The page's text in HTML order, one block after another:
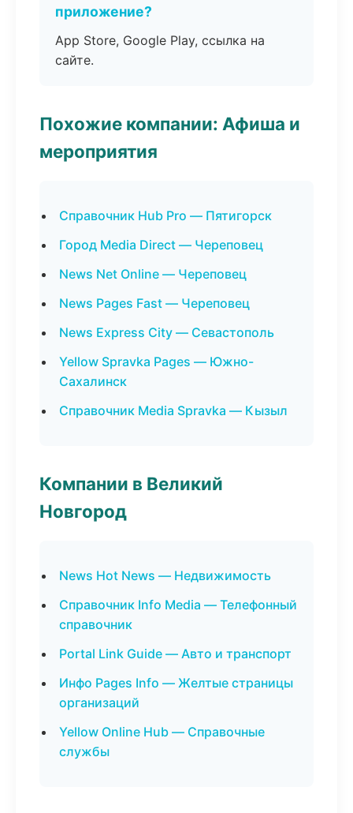
приложение?
App Store, Google Play, ссылка на
сайте.
Похожие компании: Афиша и
мероприятия
Справочник Hub Pro — Пятигорск
Город Media Direct — Череповец
News Net Online — Череповец
News Pages Fast — Череповец
News Express City — Севастополь
Yellow Spravka Pages — Южно-
Сахалинск
Справочник Media Spravka — Кызыл
Компании в Великий
Новгород
News Hot News — Недвижимость
Справочник Info Media — Телефонный
справочник
Portal Link Guide — Авто и транспорт
Инфо Pages Info — Желтые страницы
организаций
Yellow Online Hub — Справочные
службы